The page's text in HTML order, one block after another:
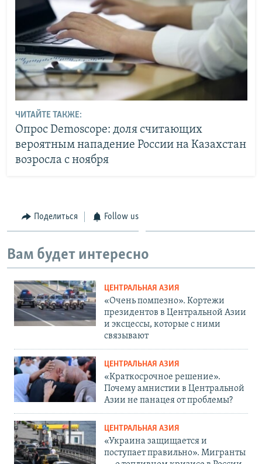
ЧИТАЙТЕ ТАКЖЕ:
Опрос Demoscope: доля считающих
вероятным нападение России на Казахстан
возросла с ноября
Поделиться Follow us
Вам будет интересно
ЦЕНТРАЛЬНАЯ АЗИЯ
«Очень помпезно». Кортежи
президентов в Центральной Азии
и эксцессы, которые с ними
связывают
ЦЕНТРАЛЬНАЯ АЗИЯ
«Краткосрочное решение».
Почему амнистии в Центральной
Азии не панацея от проблемы?
ЦЕНТРАЛЬНАЯ АЗИЯ
«Украина защищается и
поступает правильно». Мигранты